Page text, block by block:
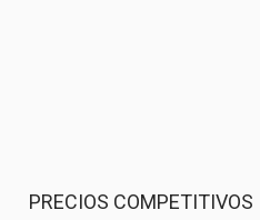
PRECIOS COMPETITIVOS